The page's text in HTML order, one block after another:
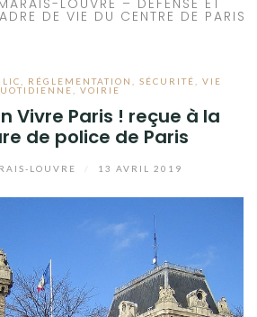
LOUVRE – DÉFENSE ET
DE VIE DU CENTRE DE PARIS
RÉGLEMENTATION SÉCURITÉ
VIE
VOIRIE
Vivre Paris ! reçue à la
de police de Paris
LOUVRE 13 AVRIL 2019